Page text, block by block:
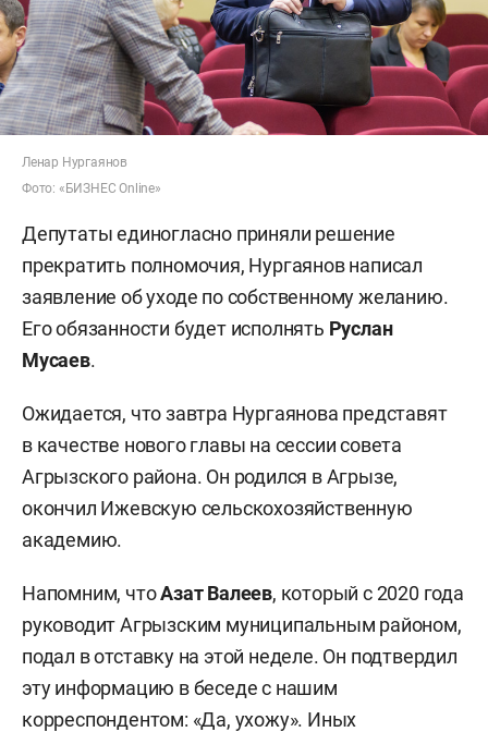
Ленар Нургаянов
Фото: «БИЗНЕС Online»
Депутаты единогласно приняли решение
прекратить полномочия, Нургаянов написал
заявление об уходе по собственному желанию.
Его обязанности будет исполнять Руслан
Мусаев.
Ожидается, что завтра Нургаянова представят
в качестве нового главы на сессии совета
Агрызского района. Он родился в Агрызе,
окончил Ижевскую сельскохозяйственную
академию.
Напомним, чтоАзат Валеев, который с 2020 года
руководит Агрызским муниципальным районом,
подал в отставку на этой неделе. Он подтвердил
эту информацию в беседе с нашим
корреспондентом: «Да, ухожу». Иных